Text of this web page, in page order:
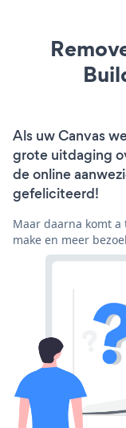
Als uw Canvas
grote uitdaging
de online
gefeliciteerd!
Maar daarna komt
make en meer